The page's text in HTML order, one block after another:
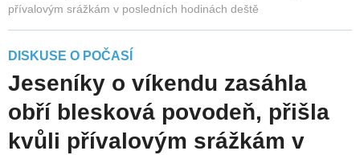
přívalovým srážkám v posledních hodinách deště
DISKUSE O POČASÍ
Jeseníky o víkendu zasáhla
obří blesková povodeň, přišla
kvůli přívalovým srážkám v